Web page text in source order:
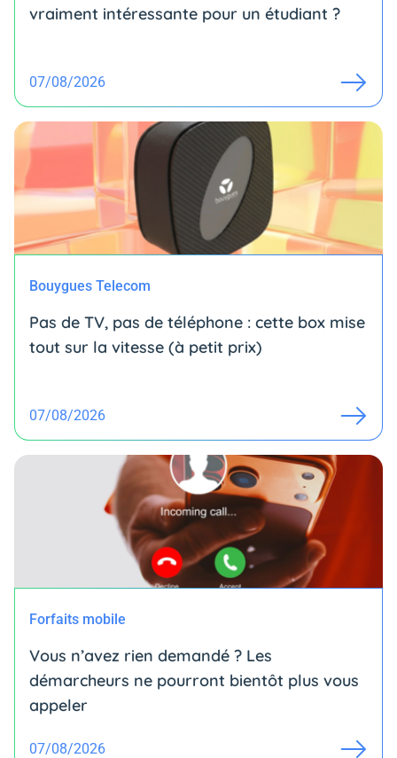
vraiment intéressante pour un étudiant ?
07/08/2026
Bouygues Telecom
Pas de TV, pas de téléphone : cette box mise
tout sur la vitesse (à petit prix)
07/08/2026
Forfaits mobile
Vous n’avez rien demandé ? Les
démarcheurs ne pourront bientôt plus vous
appeler
07/08/2026